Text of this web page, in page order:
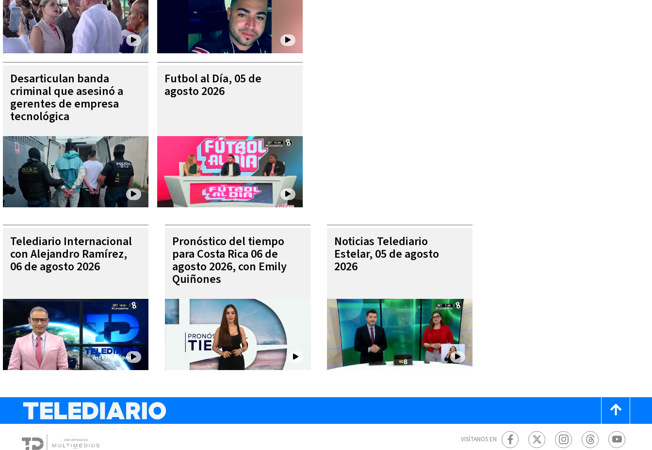
Desarticulan banda
criminal que asesinó a
gerentes de empresa
tecnológica
Futbol al Día, 05 de
agosto 2026
Telediario Internacional
con Alejandro Ramírez,
06 de agosto 2026
Pronóstico del tiempo
para Costa Rica 06 de
agosto 2026, con Emily
Quiñones
Noticias Telediario
Estelar, 05 de agosto
2026
VISÍTANOS EN